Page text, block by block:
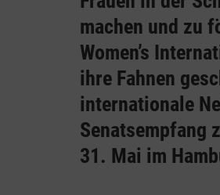
machen und zu
Women’s
ihre Fahnen
internationale
Senatsempfang
31. Mai im